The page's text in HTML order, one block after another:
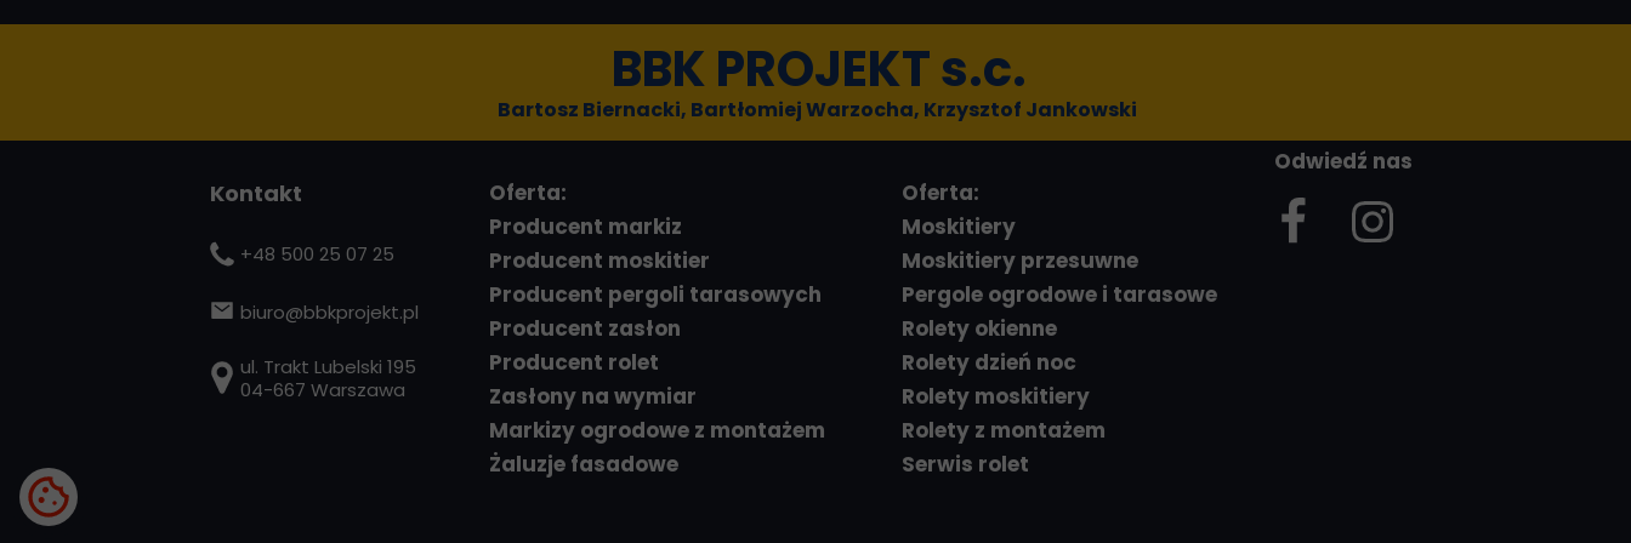
Kontakt
ul. Trakt Lubelski 195
04-667 Warszawa
biuro@bbkprojekt.pl
+48 500 25 07 25
Oferta:
Moskitiery
Moskitiery przesuwne
Pergole ogrodowe i tarasowe
Rolety okienne
Rolety dzień noc
Rolety moskitiery
Rolety z montażem
Serwis rolet
Oferta:
Producent markiz
Producent moskitier
Producent pergoli tarasowych
Producent zasłon
Producent rolet
Zasłony na wymiar
Markizy ogrodowe z montażem
Żaluzje fasadowe
Bartosz Biernacki, Bartłomiej Warzocha, Krzysztof Jankowski
BBK PROJEKT s.c.
Odwiedź nas